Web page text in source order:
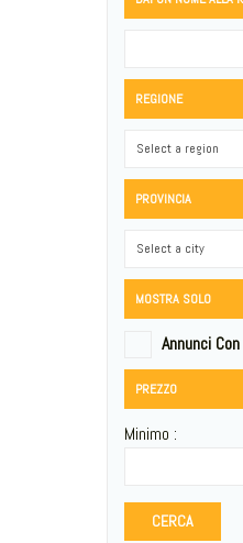
REGIONE
Select a region
PROVINCIA
Select a city
MOSTRA SOLO
Annunci
PREZZO
Minimo :
CERCA